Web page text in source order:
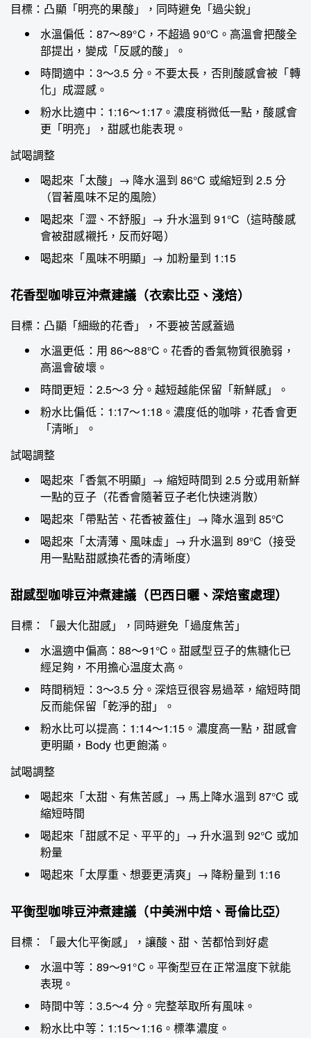
目標：凸顯「明亮的果酸」，同時避免「過尖銳」
水溫偏低：87～89°C，不超過 90°C。高溫會把酸全
部提出，變成「反感的酸」。
時間適中：3～3.5 分。不要太長，否則酸感會被「轉
化」成澀感。
粉水比適中：1:16～1:17。濃度稍微低一點，酸感會
更「明亮」，甜感也能表現。
試喝調整
喝起來「太酸」→ 降水溫到 86°C 或縮短到 2.5 分
（冒著風味不足的風險）
喝起來「澀、不舒服」→ 升水溫到 91°C（這時酸感
會被甜感襯托，反而好喝）
喝起來「風味不明顯」→ 加粉量到 1:15
花香型咖啡豆沖煮建議（衣索比亞、淺焙）
目標：凸顯「細緻的花香」，不要被苦感蓋過
水溫更低：用 86～88°C。花香的香氣物質很脆弱，
高溫會破壞。
時間更短：2.5～3 分。越短越能保留「新鮮感」。
粉水比偏低：1:17～1:18。濃度低的咖啡，花香會更
「清晰」。
試喝調整
喝起來「香氣不明顯」→ 縮短時間到 2.5 分或用新鮮
一點的豆子（花香會隨著豆子老化快速消散）
喝起來「帶點苦、花香被蓋住」→ 降水溫到 85°C
喝起來「太清薄、風味虛」→ 升水溫到 89°C（接受
用一點點甜感換花香的清晰度）
甜感型咖啡豆沖煮建議（巴西日曬、深焙蜜處理）
目標：「最大化甜感」，同時避免「過度焦苦」
水溫適中偏高：88～91°C。甜感型豆子的焦糖化已
經足夠，不用擔心温度太高。
時間稍短：3～3.5 分。深焙豆很容易過萃，縮短時間
反而能保留「乾淨的甜」。
粉水比可以提高：1:14～1:15。濃度高一點，甜感會
更明顯，Body 也更飽滿。
試喝調整
喝起來「太甜、有焦苦感」→ 馬上降水溫到 87°C 或
縮短時間
喝起來「甜感不足、平平的」→ 升水溫到 92°C 或加
粉量
喝起來「太厚重、想要更清爽」→ 降粉量到 1:16
平衡型咖啡豆沖煮建議（中美洲中焙、哥倫比亞）
目標：「最大化平衡感」，讓酸、甜、苦都恰到好處
水溫中等：89～91°C。平衡型豆在正常温度下就能
表現。
時間中等：3.5～4 分。完整萃取所有風味。
粉水比中等：1:15～1:16。標準濃度。